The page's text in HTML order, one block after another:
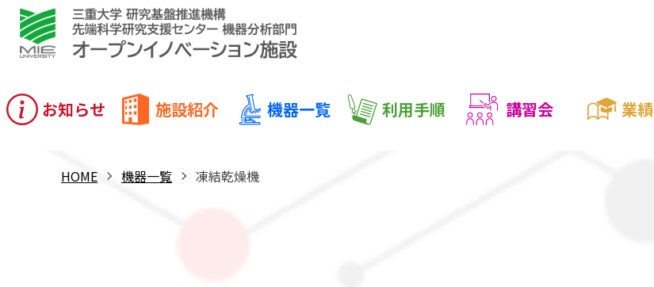
お知らせ 施設紹介 機器一覧 利用手順 講習会 業績
HOME 機器一覧 凍結乾燥機